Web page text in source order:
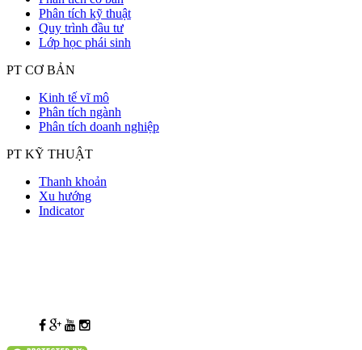
Phân tích kỹ thuật
Quy trình đầu tư
Lớp học phái sinh
PT CƠ BẢN
Kinh tế vĩ mô
Phân tích ngành
Phân tích doanh nghiệp
PT KỸ THUẬT
Thanh khoản
Xu hướng
Indicator